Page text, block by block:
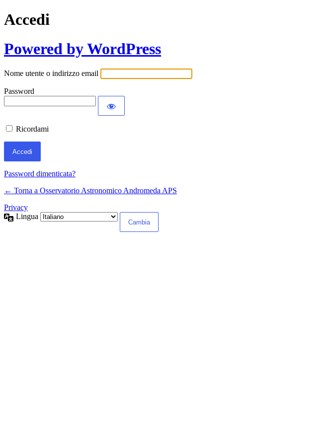
Accedi
Powered by WordPress
Nome utente o indirizzo email
Password
Ricordami
Password dimenticata?
← Torna a Osservatorio Astronomico Andromeda APS
Privacy
Lingua